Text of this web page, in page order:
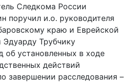
Следкома России
поручил и.о. руководителя
краю и Еврейской
Трубчику
об установленных в ходе
действий
завершении расследования –